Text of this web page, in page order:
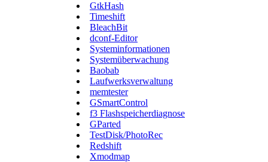
GtkHash
Timeshift
BleachBit
dconf-Editor
Systeminformationen
Systemüberwachung
Baobab
Laufwerksverwaltung
memtester
GSmartControl
f3 Flashspeicherdiagnose
GParted
TestDisk/PhotoRec
Redshift
Xmodmap